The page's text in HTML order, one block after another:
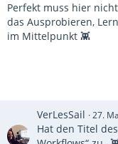
Perfekt muss hier
das Ausprobieren,
im Mittelpunkt 👾
VerLesSail 27.
Hat den Titel